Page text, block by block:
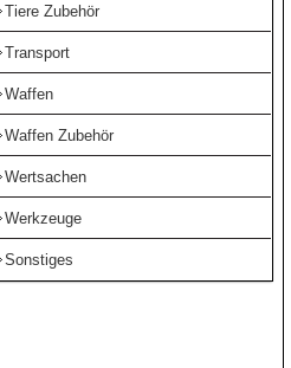
Tiere Zubehör
Transport
Waffen
Waffen Zubehör
Wertsachen
Werkzeuge
Sonstiges